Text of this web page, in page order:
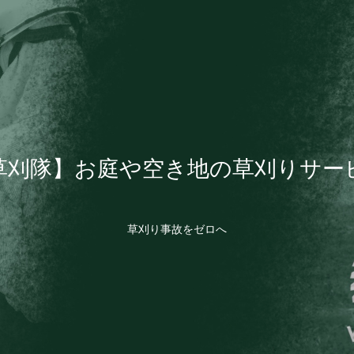
刈隊】お庭や空き地の草刈りサー
草刈り事故をゼロへ